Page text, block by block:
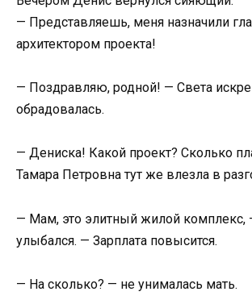
— Представляешь, меня назначили
архитектором проекта!
— Поздравляю, родной! — Света
обрадовалась.
— Дениска! Какой проект? Сколько
Тамара Петровна тут же влезла в
— Мам, это элитный жилой комплекс,
улыбался. — Зарплата повысится.
— На сколько? — не унималась мать.